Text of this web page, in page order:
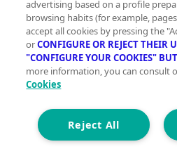
Aviso Legal
Condiciones de uso
Politica de privacidad
Política de cookies
Accesibilidad
advertising based on a profile
browsing habits (for example,
accept all cookies by pressing the
orCONFIGURE OR REJECT THEIR
"CONFIGURE YOUR COOKIES"
more information, you can consult
Cookies
Reject All